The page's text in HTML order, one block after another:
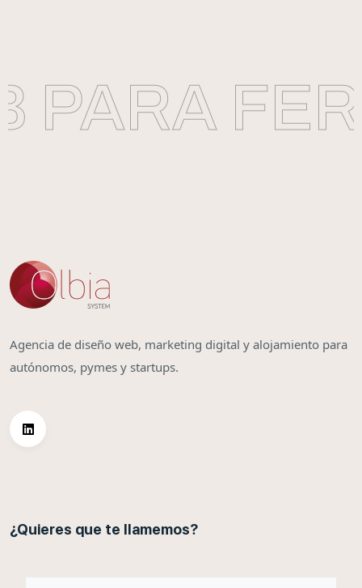
Agencia de diseño web, marketing digital y alojamiento para
autónomos, pymes y startups.
¿Quieres que te llamemos?